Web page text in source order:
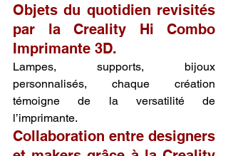
Objets du quotidien revisités
par la Creality Hi Combo
Imprimante 3D.
Lampes, supports, bijoux
personnalisés, chaque création
témoigne de la versatilité de
l’imprimante.
Collaboration entre designers